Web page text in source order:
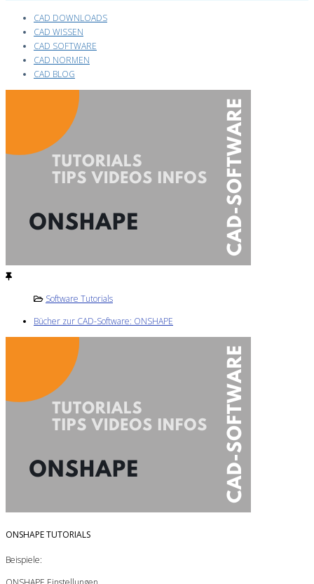
CAD DOWNLOADS
CAD WISSEN
CAD SOFTWARE
CAD NORMEN
CAD BLOG
Software Tutorials
Bücher zur CAD-Software: ONSHAPE
ONSHAPE TUTORIALS
Beispiele: